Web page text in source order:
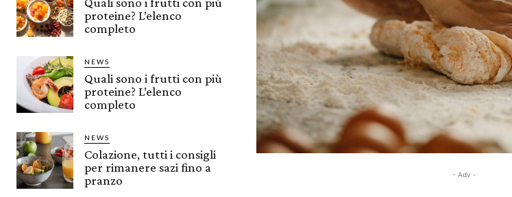
proteine? L’elenco
completo
NEWS
Quali sono i frutti con più
proteine? L’elenco
completo
NEWS
Colazione, tutti i consigli
per rimanere sazi fino a
pranzo
- Adv -